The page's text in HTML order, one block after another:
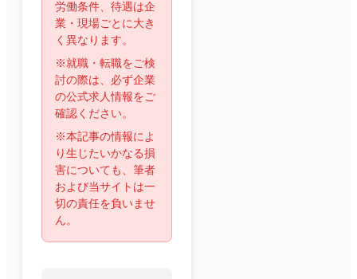
労働条件、待遇は企
業・現場ごとに大き
く異なります。
※就職・転職をご検
討の際は、必ず企業
の公式求人情報をご
確認ください。
※本記事の情報によ
り生じたいかなる損
害についても、筆者
および当サイトは一
切の責任を負いませ
ん。